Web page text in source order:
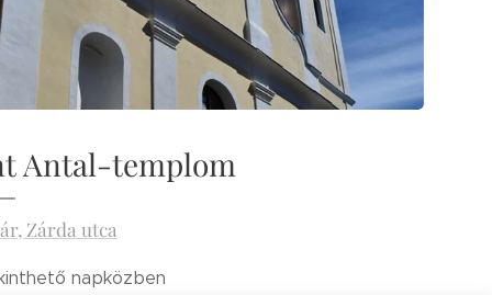
Antal-templom
Zárda utca
napközben